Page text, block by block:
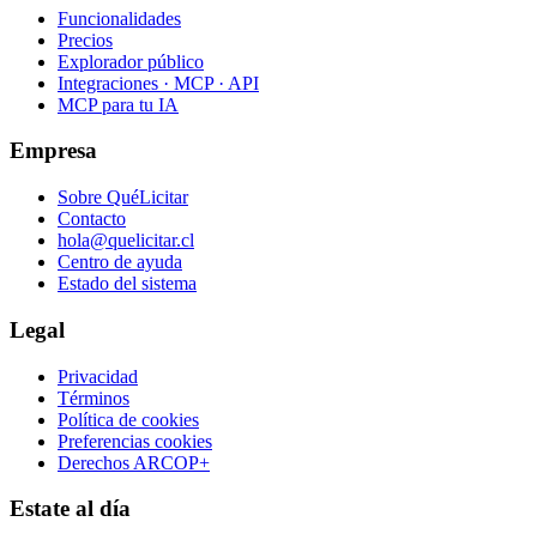
Funcionalidades
Precios
Explorador público
Integraciones · MCP · API
MCP para tu IA
Empresa
Sobre QuéLicitar
Contacto
hola@quelicitar.cl
Centro de ayuda
Estado del sistema
Legal
Privacidad
Términos
Política de cookies
Preferencias cookies
Derechos ARCOP+
Estate al día